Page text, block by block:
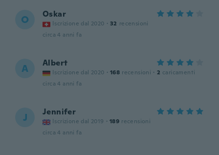
O Oskar
Iscrizione dal 2020 · 32 recensioni
circa 4 anni fa
A Albert
Iscrizione dal 2020 · 168 recensioni · 2 caricamenti
circa 4 anni fa
J Jennifer
Iscrizione dal 2019 · 189 recensioni
circa 4 anni fa